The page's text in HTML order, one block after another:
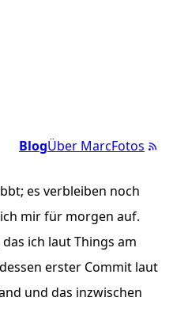
BlogÜber MarcFotos
es verbleiben noch
mir für morgen auf.
ich laut Things am
erster Commit laut
und das inzwischen